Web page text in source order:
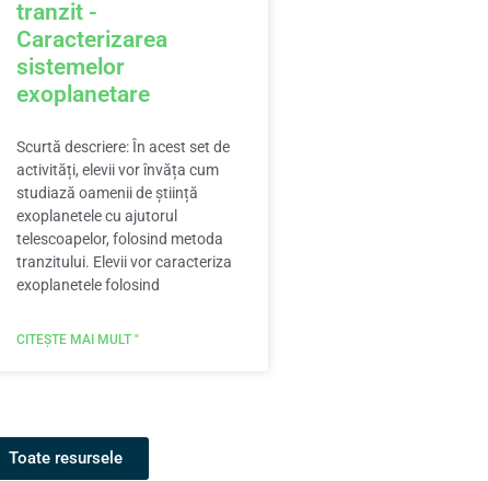
tranzit -
Caracterizarea
sistemelor
exoplanetare
Scurtă descriere: În acest set de
activități, elevii vor învăța cum
studiază oamenii de știință
exoplanetele cu ajutorul
telescoapelor, folosind metoda
tranzitului. Elevii vor caracteriza
exoplanetele folosind
CITEȘTE MAI MULT "
Toate resursele